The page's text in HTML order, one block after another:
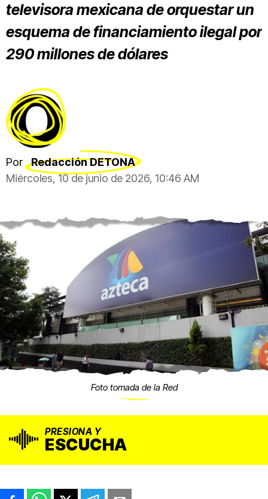
televisora mexicana de orquestar un
esquema de financiamiento ilegal por
290 millones de dólares
Por
Redacción DETONA
Miércoles, 10 de junio de 2026, 10:46 AM
Foto tomada de la Red
PRESIONA Y
ESCUCHA